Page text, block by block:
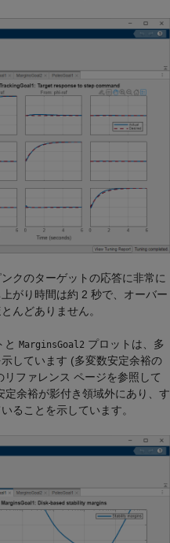
クのターゲットの応答に非常に
がり時間は約 2 秒で、オーバー
んどありません。
と MarginsGoal2 プロットは、多
しています (多変数安定余裕の
リファレンス ページを参照して
定余裕が影付き領域外にあり、す
ることを示しています。